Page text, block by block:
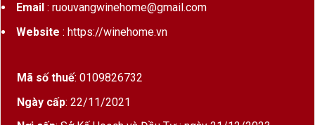
Email : ruouvangwinehome@gmail.com
Website : https://winehome.vn
Mã số thuế: 0109826732
Ngày cấp: 22/11/2021